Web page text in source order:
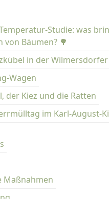
Studie: was
von Bäumen? 🌳
in der
Wagen
der Kiez und die Ratten
im Karl-August-
Maßnahmen